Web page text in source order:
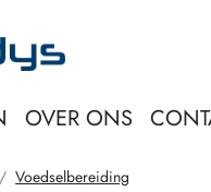
OVER ONS
Voedselbereiding